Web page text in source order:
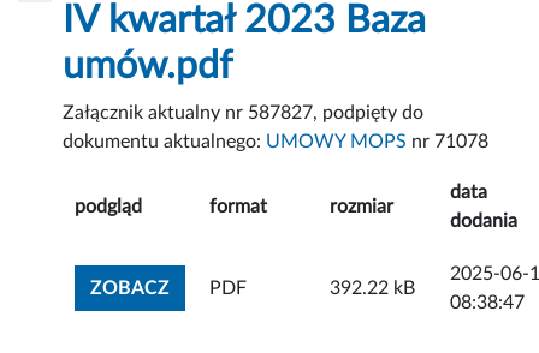
IV kwartał 2023 Baza
umów.pdf
Załącznik aktualny nr 587827, podpięty do
dokumentu aktualnego: UMOWY MOPS nr 71078
podgląd format rozmiar
data
dodania
ZOBACZZOBACZ ZAŁĄCZNIK
PDF 392.22 kB
2025-06-
08:38:47